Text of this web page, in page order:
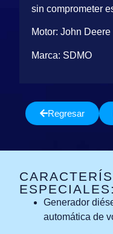
sin comprometer
Motor: John Deere
Marca: SDMO
Regresar
ESPECIALES:
Generador
automática de